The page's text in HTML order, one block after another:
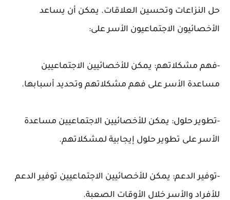
حل النزاعات وتحسين العلاقات. يمكن أن يساعد
الأخصائيون الاجتماعيون الأسر على:
-فهم مشكلاتهم: يمكن للأخصائيين الاجتماعيين
مساعدة الأسر على فهم مشكلاتهم وتحديد أسبابها.
-تطوير حلول: يمكن للأخصائيين الاجتماعيين مساعدة
الأسر على تطوير حلول إيجابية لمشكلاتهم.
-توفير الدعم: يمكن للأخصائيين الاجتماعيين توفير الدعم
للأفراد والأسر خلال الأوقات الصعبة.